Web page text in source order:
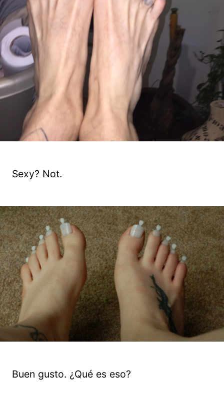
Sexy? Not.
Buen gusto. ¿Qué es eso?